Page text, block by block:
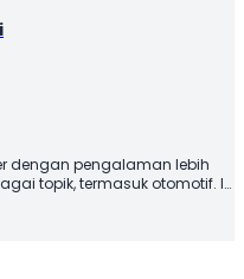
dengan pengalaman lebih
topik, termasuk otomotif. Ia
Zihan berupaya
dan bermanfaat. Selamat